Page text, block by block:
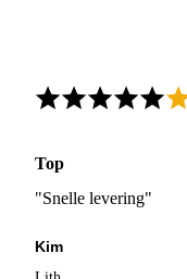
Top
"Snelle levering"
Kim